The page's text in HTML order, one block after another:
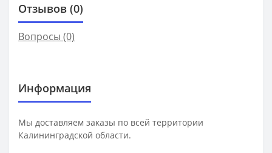
Отзывов (0)
Вопросы (0)
Информация
Мы доставляем заказы по всей территории
Калининградской области.